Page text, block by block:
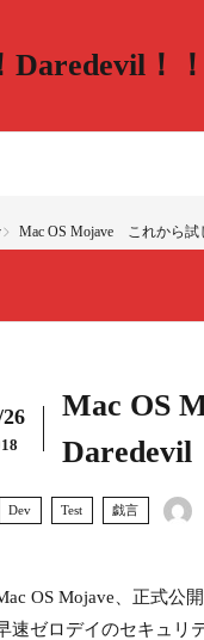
Daredevil！
Mac OS Mojave これから試
Mac OS
Daredevil
Dev Test 戯言
OS Mojave、正式公開
速ゼロデイのセキュリ